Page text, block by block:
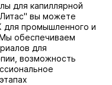
для капиллярной
вы можете
для промышленного и
обеспечиваем
для
возможность